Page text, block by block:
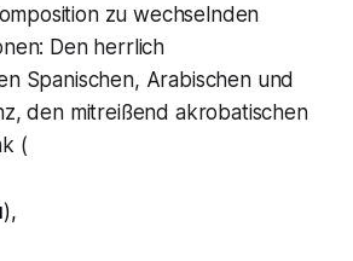
zu wechselnden
Den herrlich
Spanischen, Arabischenund
den mitreißend akrobatischen
(
),